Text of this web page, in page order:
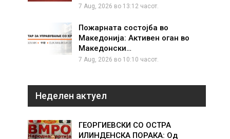
7 Aug, 2026 во 13:12 часот.
Пожарната состојба во
Македонија: Активен оган во
Македонски…
7 Aug, 2026 во 10:10 часот.
Неделен актуел
ГЕОРГИЕВСКИ СО ОСТРА
ИЛИНДЕНСКА ПОРАКА: Од